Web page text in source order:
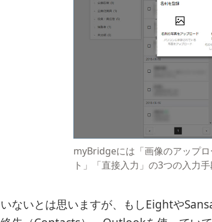
myBridgeには「画像のアップ
ト」「直接入力」の3つの入力手
いないとは思いますが、もしEightや